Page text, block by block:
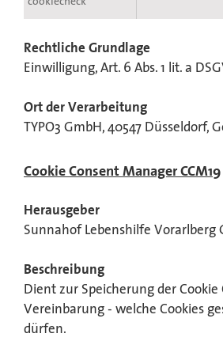
Rechtliche Grundlage
Einwilligung, Art. 6 Abs. 1 lit. a
Ort der Verarbeitung
TYPO3 GmbH, 40547 Düsseldorf,
Cookie Consent Manager CCM19
Herausgeber
Sunnahof Lebenshilfe Vorarlberg
Beschreibung
Dient zur Speicherung der Cookie
Vereinbarung - welche Cookies
dürfen.